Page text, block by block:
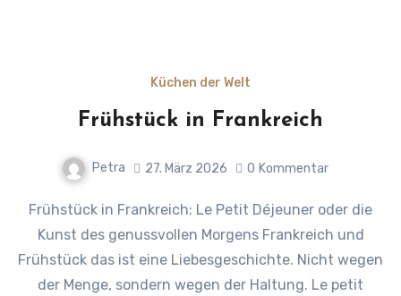
Küchen der Welt
Frühstück in Frankreich
Petra 27. März 2026 0 Kommentar
Frühstück in Frankreich: Le Petit Déjeuner oder die
Kunst des genussvollen Morgens Frankreich und
Frühstück das ist eine Liebesgeschichte. Nicht wegen
der Menge, sondern wegen der Haltung. Le petit